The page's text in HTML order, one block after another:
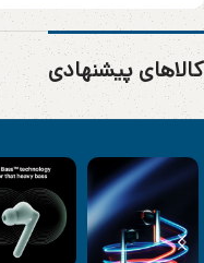
کالاهای پیشنهادی